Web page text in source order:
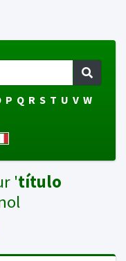
P Q R S T U V W
'título